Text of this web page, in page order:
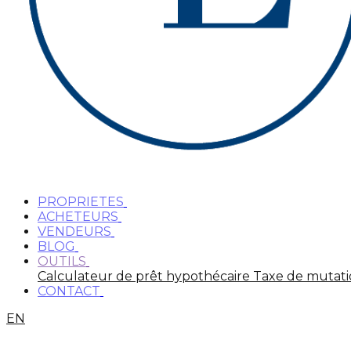
PROPRIETES
ACHETEURS
VENDEURS
BLOG
OUTILS
Calculateur de prêt hypothécaire Taxe de
CONTACT
EN